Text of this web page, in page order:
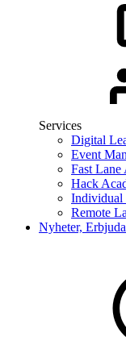
Services
Digital
Event
Fast Lane
Hack
Individual
Remote
Nyheter,